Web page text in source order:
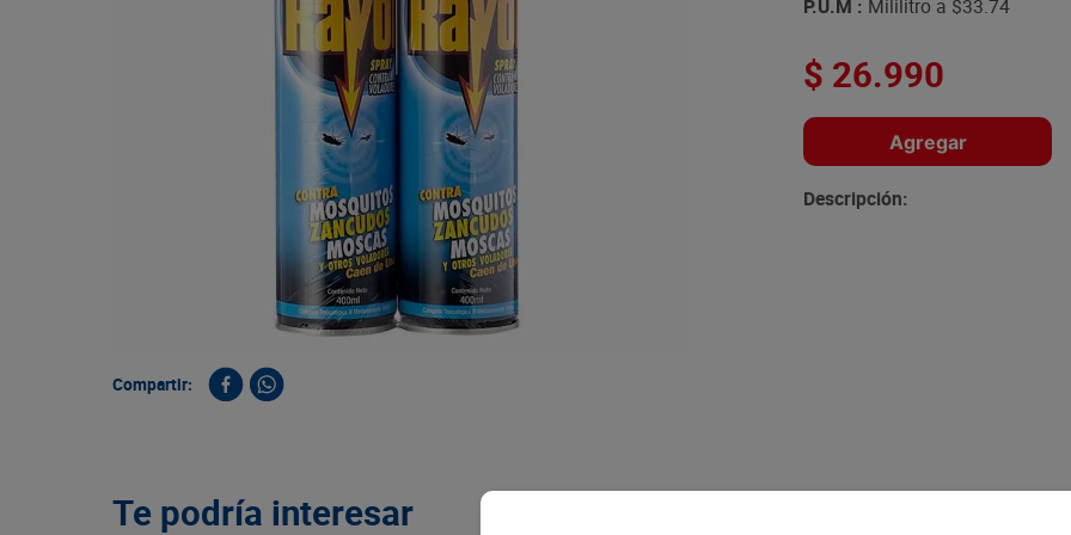
queso
10. papa
Compartir:
P.U.M : Mililitro a $33.74
$ 26.990
Agregar
Descripción:
Te podría interesar